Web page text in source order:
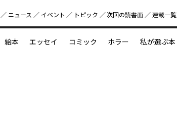
好書好日
ニュース イベント トピック 次回の読書⾯ 連載一覧
絵本 エッセイ コミック ホラー 私が選ぶ本